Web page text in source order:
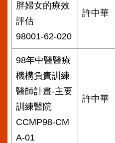
胖婦女的療效
評估
98001-62-020
許中華
98年中醫醫療
機構負責訓練
醫師計畫-主要
訓練醫院
CCMP98-CM
A-01
許中華